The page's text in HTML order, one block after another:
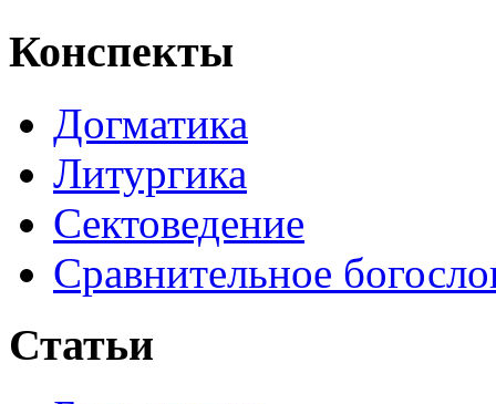
Конспекты
Догматика
Литургика
Сектоведение
Сравнительное
Статьи